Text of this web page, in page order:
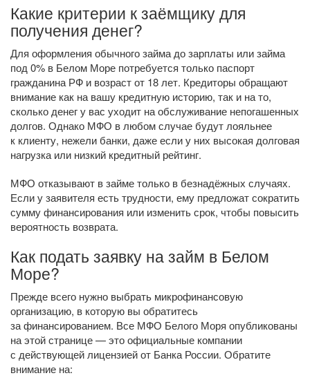
Какие критерии к заёмщику для
получения денег?
Для оформления обычного займа до зарплаты или займа
под 0% в Белом Море потребуется только паспорт
гражданина РФ и возраст от 18 лет. Кредиторы обращают
внимание как на вашу кредитную историю, так и на то,
сколько денег у вас уходит на обслуживание непогашенных
долгов. Однако МФО в любом случае будут лояльнее
к клиенту, нежели банки, даже если у них высокая долговая
нагрузка или низкий кредитный рейтинг.
МФО отказывают в займе только в безнадёжных случаях.
Если у заявителя есть трудности, ему предложат сократить
сумму финансирования или изменить срок, чтобы повысить
вероятность возврата.
Как подать заявку на займ в Белом
Море?
Прежде всего нужно выбрать микрофинансовую
организацию, в которую вы обратитесь
за финансированием. Все МФО Белого Моря опубликованы
на этой странице — это официальные компании
с действующей лицензией от Банка России. Обратите
внимание на: